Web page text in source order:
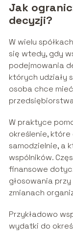
Jak
decyzji?
W wielu
się wtedy, gdy
podejmowania
których udziały
osoba chce
W praktyce
określenie,
samodzielnie, a
wspólników.
finansowe
głosowania
zmianach
Przykładowo
wydatki do